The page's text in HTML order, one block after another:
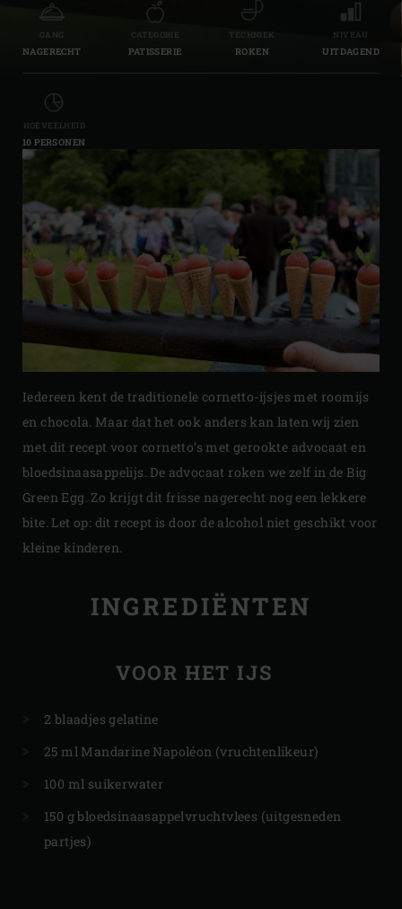
GANG
NAGERECHT
CATEGORIE
PATISSERIE
TECHNIEK
ROKEN
NIVEAU
UITDAGEND
HOEVEELHEID
10 PERSONEN
Iedereen kent de traditionele cornetto-ijsjes met roomijs
en chocola. Maar dat het ook anders kan laten wij zien
met dit recept voor cornetto’s met gerookte advocaat en
bloedsinaasappelijs. De advocaat roken we zelf in de Big
Green Egg. Zo krijgt dit frisse nagerecht nog een lekkere
bite. Let op: dit recept is door de alcohol niet geschikt voor
kleine kinderen.
INGREDIËNTEN
VOOR HET IJS
2 blaadjes gelatine
25 ml Mandarine Napoléon (vruchtenlikeur)
100 ml suikerwater
150 g bloedsinaasappelvruchtvlees (uitgesneden
partjes)